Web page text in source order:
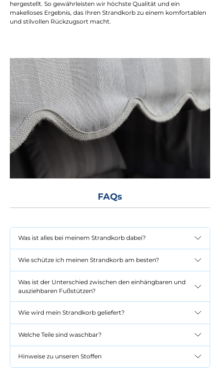
hergestellt. So gewährleisten wir höchste Qualität und ein
makelloses Ergebnis, das Ihren Strandkorb zu einem komfortablen
und stilvollen Rückzugsort macht.
FAQs
Was ist alles bei meinem Strandkorb dabei?
Wie schütze ich meinen Strandkorb am besten?
Was ist der Unterschied zwischen den einhängbaren und
ausziehbaren Fußstützen?
Wie wird mein Strandkorb geliefert?
Welche Teile sind waschbar?
Hinweise zu unseren Stoffen